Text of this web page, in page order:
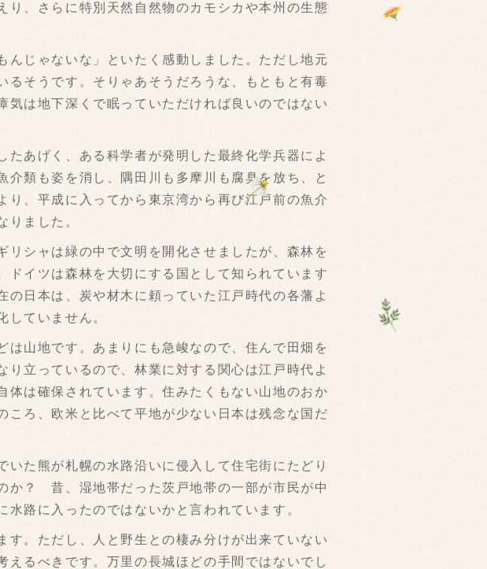
り、さらに特別天然自然物のカモシカや本州の生態
じゃないな」といたく感動しました。ただし地元
るそうです。そりゃあそうだろうな、もともと有毒
は地下深くで眠っていただければ良いのではない
あげく、ある科学者が発明した最終化学兵器によ
類も姿を消し、隅田川も多摩川も腐臭を放ち、と
、平成に入ってから東京湾から再び江戸前の魚介
りました。
シャは緑の中で文明を開化させましたが、森林を
イツは森林を大切にする国として知られています
日本は、炭や材木に頼っていた江戸時代の各藩よ
していません。
山地です。あまりにも急峻なので、住んで田畑を
立っているので、林業に対する関心は江戸時代よ
体は確保されています。住みたくもない山地のおか
ろ、欧米と比べて平地が少ない日本は残念な国だ
た熊が札幌の水路沿いに侵入して住宅街にたどり
か？ 昔、湿地帯だった茨戸地帯の一部が市民が中
路に入ったのではないかと言われています。
。ただし、人と野生との棲み分けが出来ていない
るべきです。万里の長城ほどの手間ではないでし